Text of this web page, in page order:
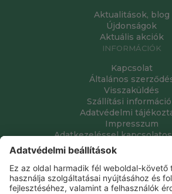
Aktualitások, blog
Újdonságok
Aktuális akciók
INFORMÁCIÓK
Kapcsolat
Általános
Visszaküldés
Szállítási
Adatvédelmi
Impresszum
Adatkezeléssel